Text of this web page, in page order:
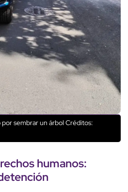
sembrar un árbol Créditos:
humanos: